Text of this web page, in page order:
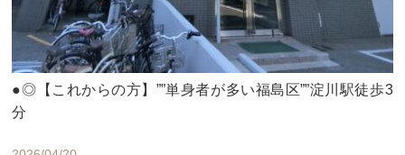
●◎【これからの方】””単身者が多い福島区””淀川駅徒歩3
分